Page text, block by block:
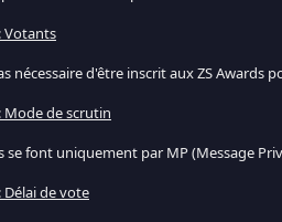
Votants
nécessaire d'être inscrit aux ZS
Mode de scrutin
se font uniquement par MP (Message
Délai de vote